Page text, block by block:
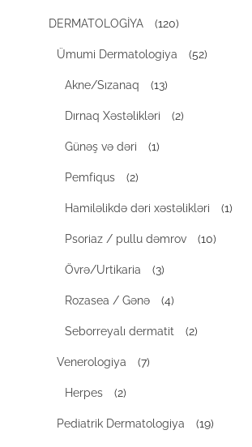
DERMATOLOGİYA (120)
Ümumi Dermatologiya (52)
Akne/Sızanaq (13)
Dırnaq Xəstəlikləri (2)
Günəş və dəri (1)
Pemfiqus (2)
Hamiləlikdə dəri xəstəlikləri (1)
Psoriaz / pullu dəmrov (10)
Övrə/Urtikaria (3)
Rozasea / Gənə (4)
Seborreyalı dermatit (2)
Venerologiya (7)
Herpes (2)
Pediatrik Dermatologiya (19)